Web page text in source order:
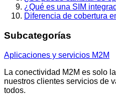
¿Qué es una SIM
Diferencia de cobertura
Subcategorías
Aplicaciones y servicios M2M
La conectividad M2M es solo
nuestros clientes servicios de
todos.